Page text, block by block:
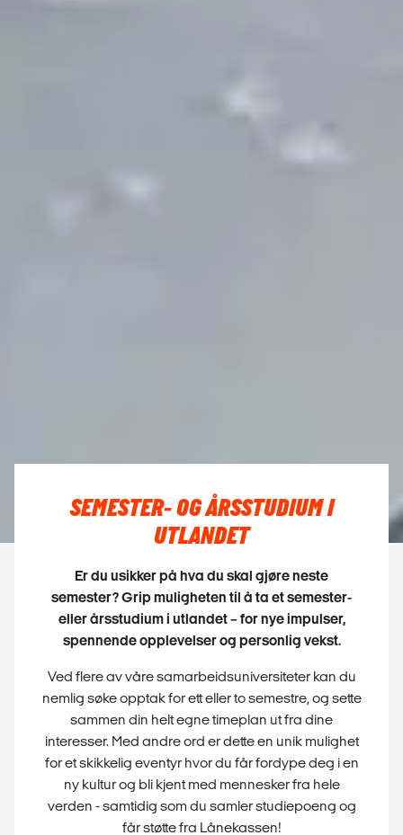
SEMESTER- OG ÅRSSTUDIUM I
UTLANDET
Er du usikker på hva du skal gjøre neste
semester? Grip muligheten til å ta et semester-
eller årsstudium i utlandet – for nye impulser,
spennende opplevelser og personlig vekst.
Ved flere av våre samarbeidsuniversiteter kan du
nemlig søke opptak for ett eller to semestre, og sette
sammen din helt egne timeplan ut fra dine
interesser. Med andre ord er dette en unik mulighet
for et skikkelig eventyr hvor du får fordype deg i en
ny kultur og bli kjent med mennesker fra hele
verden - samtidig som du samler studiepoeng og
får støtte fra Lånekassen!